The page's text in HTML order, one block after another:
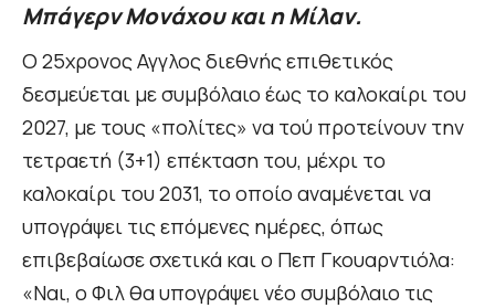
Μπάγερν Μονάχου και η Μίλαν.
Ο 25χρονος Αγγλος διεθνής επιθετικός
δεσμεύεται με συμβόλαιο έως το καλοκαίρι του
2027, με τους «πολίτες» να τού προτείνουν την
τετραετή (3+1) επέκταση του, μέχρι το
καλοκαίρι του 2031, το οποίο αναμένεται να
υπογράψει τις επόμενες ημέρες, όπως
επιβεβαίωσε σχετικά και ο Πεπ Γκουαρντιόλα:
«Ναι, ο Φιλ θα υπογράψει νέο συμβόλαιο τις